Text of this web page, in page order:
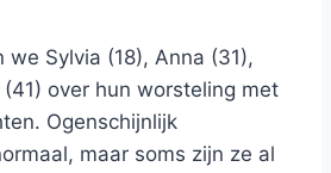
we Sylvia (18), Anna (31),
(41) over hun worsteling met
Ogenschijnlijk
maar soms zijn ze al